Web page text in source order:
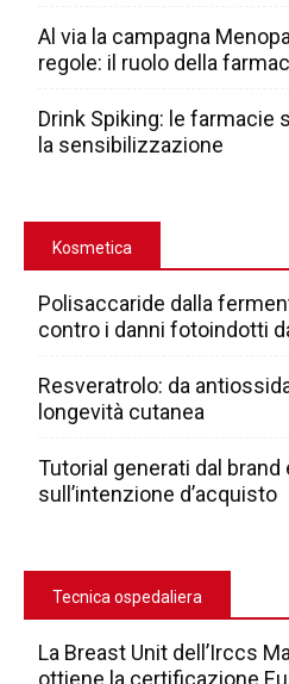
Al via la campagna
regole: il ruolo della
Drink Spiking: le farmacie
la sensibilizzazione
Kosmetica
Polisaccaride dalla
contro i danni fotoindotti
Resveratrolo: da
longevità cutanea
Tutorial generati dal brand
sull’intenzione d’acquisto
Tecnica ospedaliera
La Breast Unit dell’Irccs